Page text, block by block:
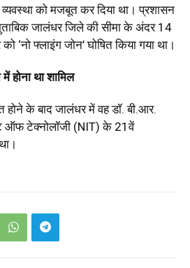
व्यवस्था को मजबूत कर दिया था। प्रशासन
जालंधर जिले की सीमा के अंदर 14
‘नो फ्लाइंग जोन’ घोषित किया गया था।
होना था शामिल
होने के बाद जालंधर में वह डॉ. बी.आर.
टेक्नोलॉजी (NIT) के 21वें